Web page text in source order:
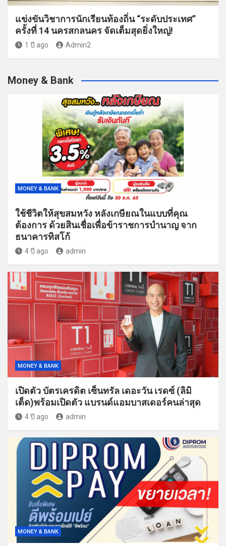
แข่งขันวิชาการนักเรียนท้องถิ่น “ระดับประเทศ”
ครั้งที่ 14 นครสกลนคร จัดเต็มสุดยิ่งใหญ่!
1 ปี ago Admin2
Money & Bank
MONEY & BANK
ใช้ชีวิตให้สุขสมหวัง หลังเกษียณในแบบที่คุณ
ต้องการ ด้วยสินเชื่อเพื่อข้าราชการบำนาญ จาก
ธนาคารทิสโก้
4 ปี ago admin
MONEY & BANK
เปิดตัว บัตรเครดิต เซ็นทรัล เดอะวัน เรดซ์ (ลิมิ
เต็ด)พร้อมเปิดตัว แบรนด์แอมบาสเดอร์คนล่าสุด
4 ปี ago admin
MONEY & BANK